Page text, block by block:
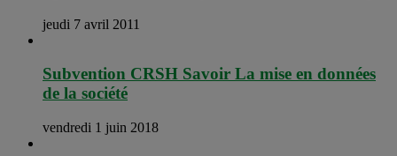
jeudi 7 avril 2011
Subvention CRSH Savoir La mise en données
de la société
vendredi 1 juin 2018